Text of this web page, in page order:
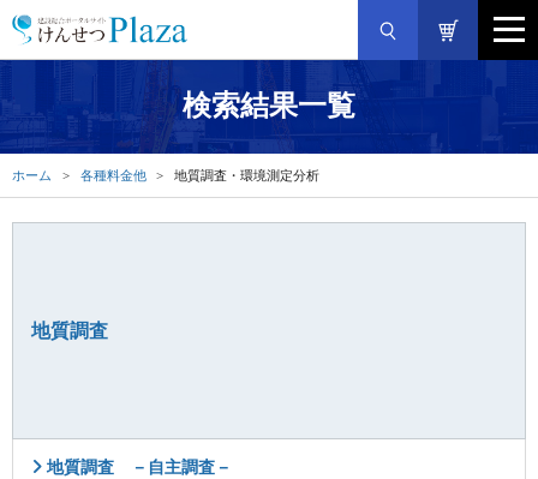
検索結果一覧
ホーム 各種料金他 地質調査・環境測定分析
地質調査
地質調査 －自主調査－